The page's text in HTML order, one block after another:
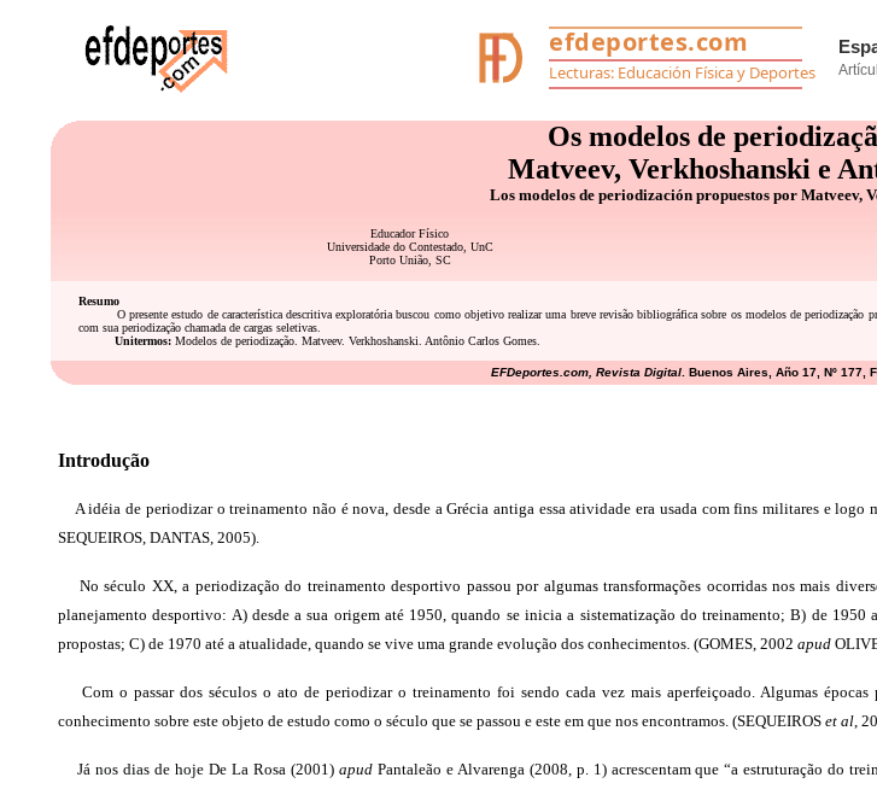
Os modelos de
Matveev, Verkhoshanski e
Los modelos de periodización propuestos por Matveev,
Educador Físico
Universidade do Contestado, UnC
Porto União, SC
Resumo
O presente estudo de característica descritiva exploratória buscou como objetivo realizaruma breve revisão bibliográfica sobre os modelos de periodização
com sua periodização chamada de cargas seletivas.
Unitermos: Modelos de periodização. Matveev. Verkhoshanski. Antônio Carlos Gomes.
EFDeportes.com, Revista Digital . Buenos Aires, Año 17, Nº 177,
Introdução
A idéia de periodizar o treinamento não é nova, desde a Grécia antiga essa atividade era usada com fins militares e
SEQUEIROS, DANTAS, 2005).
No século XX, a periodização do treinamento desportivo passou por algumas transformações ocorridas nos mais
planejamento desportivo: A) desde a sua origem até 1950, quando se inicia a sistematização do treinamento; B) de
propostas; C) de 1970 até a atualidade, quando se vive uma grande evolução dos conhecimentos. (GOMES, 2002 apud
Com o passar dos séculos o ato de periodizar o treinamento foi sendo cada vez mais aperfeiçoado. Algumas
conhecimento sobre este objeto de estudo como o século que se passou e este em que nos encontramos. (SEQUEIROS et al,
Já nos dias de hoje De La Rosa (2001) apudPantaleão e Alvarenga (2008, p. 1) acrescentam que “a estruturação do